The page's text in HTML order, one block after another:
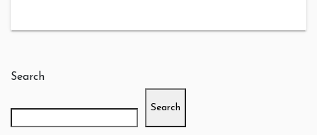
Search
Search